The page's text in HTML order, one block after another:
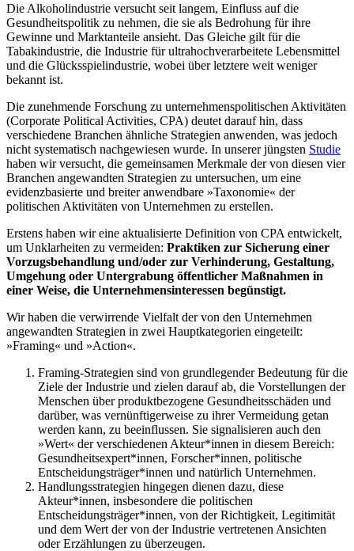
Die Alkoholindustrie versucht seit langem, Einfluss auf die
Gesundheitspolitik zu nehmen, die sie als Bedrohung für ihre
Gewinne und Marktanteile ansieht. Das Gleiche gilt für die
Tabakindustrie, die Industrie für ultrahochverarbeitete Lebensmittel
und die Glücksspielindustrie, wobei über letztere weit weniger
bekannt ist.
Die zunehmende Forschung zu unternehmenspolitischen Aktivitäten
(Corporate Political Activities, CPA) deutet darauf hin, dass
verschiedene Branchen ähnliche Strategien anwenden, was jedoch
nicht systematisch nachgewiesen wurde. In unserer jüngsten Studie
haben wir versucht, die gemeinsamen Merkmale der von diesen vier
Branchen angewandten Strategien zu untersuchen, um eine
evidenzbasierte und breiter anwendbare »Taxonomie« der
politischen Aktivitäten von Unternehmen zu erstellen.
Erstens haben wir eine aktualisierte Definition von CPA entwickelt,
um Unklarheiten zu vermeiden: Praktiken zur Sicherung einer
Vorzugsbehandlung und/oder zur Verhinderung, Gestaltung,
Umgehung oder Untergrabung öffentlicher Maßnahmen in
einer Weise, die Unternehmensinteressen begünstigt.
Wir haben die verwirrende Vielfalt der von den Unternehmen
angewandten Strategien in zwei Hauptkategorien eingeteilt:
»Framing« und »Action«.
Framing-Strategien sind von grundlegender Bedeutung für die
Ziele der Industrie und zielen darauf ab, die Vorstellungen der
Menschen über produktbezogene Gesundheitsschäden und
darüber, was vernünftigerweise zu ihrer Vermeidung getan
werden kann, zu beeinflussen. Sie signalisieren auch den
»Wert« der verschiedenen Akteur*innen in diesem Bereich:
Gesundheitsexpert*innen, Forscher*innen, politische
Entscheidungsträger*innen und natürlich Unternehmen.
Handlungsstrategien hingegen dienen dazu, diese
Akteur*innen, insbesondere die politischen
Entscheidungsträger*innen, von der Richtigkeit, Legitimität
und dem Wert der von der Industrie vertretenen Ansichten
oder Erzählungen zu überzeugen.